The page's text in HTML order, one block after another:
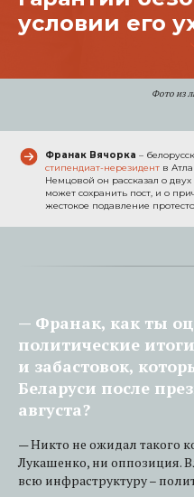
условии его
Фото из
Франак Вячорка –
стипендиат-нерезидент в
Немцовой он рассказал о
может сохранить пост, и о
жестокое подавление
— Франак, как ты
политические
и забастовок,
Беларуси после
августа?
— Никто не ожидал такого
Лукашенко, ни оппозиция.
всю инфраструктуру –